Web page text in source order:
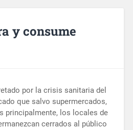
y consume
por la crisis sanitaria del
que salvo supermercados,
principalmente, los locales de
cerrados al público